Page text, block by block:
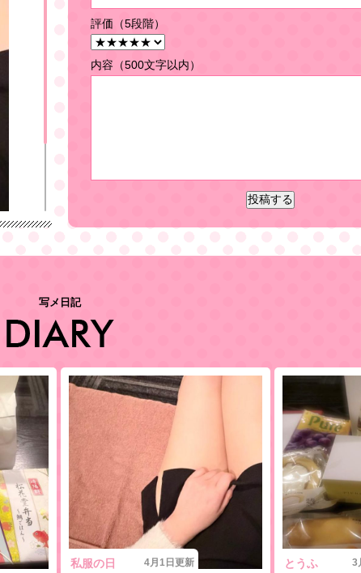
評価（5段階）
内容（500文字以内）
写メ日記
私服の日 4月1日更新 とうふ 3